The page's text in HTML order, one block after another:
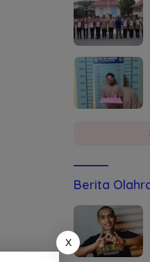
Berita
X